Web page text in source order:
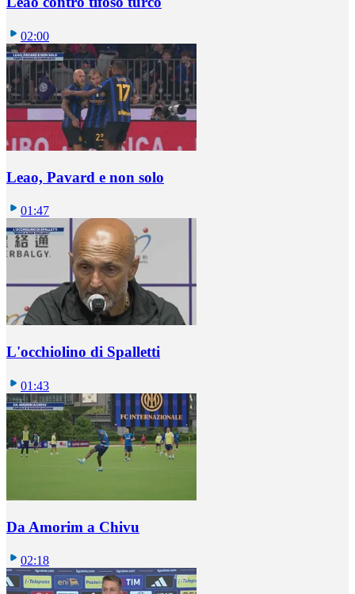
02:00
Leao, Pavard e non solo
01:47
L'occhiolino di Spalletti
01:43
Da Amorim a Chivu
02:18